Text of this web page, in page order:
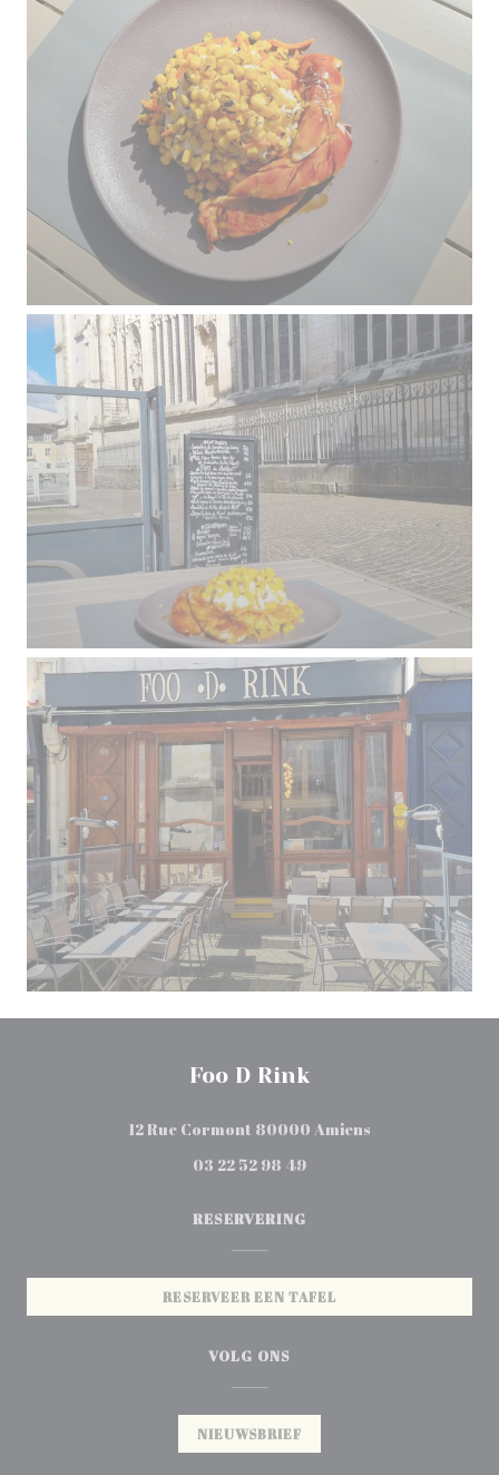
Foo D Rink
12 Rue Cormont 80000 Amiens
03 22 52 98 49
RESERVERING
RESERVEER EEN TAFEL
VOLG ONS
NIEUWSBRIEF